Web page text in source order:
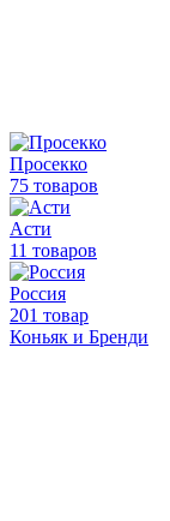
Просекко
75 товаров
Асти
11 товаров
Россия
201 товар
Коньяк и Бренди